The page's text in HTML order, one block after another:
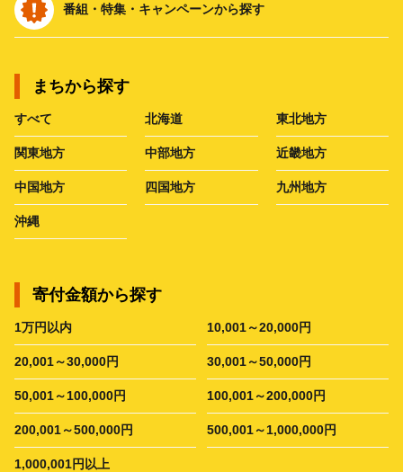
番組・特集・キャンペーンから探す
まちから探す
すべて 北海道 東北地方
関東地方 中部地方 近畿地方
中国地方 四国地方 九州地方
沖縄
寄付金額から探す
1万円以内 10,001～20,000円
20,001～30,000円 30,001～50,000円
50,001～100,000円 100,001～200,000円
200,001～500,000円 500,001～1,000,000円
1,000,001円以上